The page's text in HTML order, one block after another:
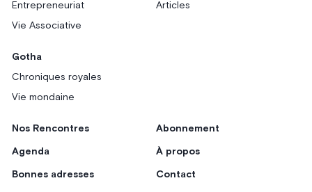
Entrepreneuriat
Vie Associative
Articles
Gotha
Chroniques royales
Vie mondaine
Nos Rencontres
Agenda
Bonnes adresses
Abonnement
À propos
Contact